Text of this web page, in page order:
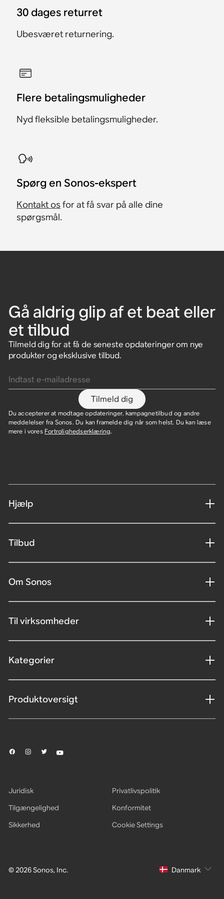
30 dages returret
Ubesværet returnering.
Flere betalingsmuligheder
Nyd fleksible betalingsmuligheder.
Spørg en Sonos-ekspert
Kontakt os for at få svar på alle dine
spørgsmål.
Gå aldrig glip af et beat eller
et tilbud
Tilmeld dig for at få de seneste opdateringer om nye
produkter og eksklusive tilbud.
Tilmeld dig
Du accepterer at modtage opdateringer, kampagnetilbud og andre
meddelelser fra Sonos. Du kan framelde dig når som helst. Du kan læse
mere i vores Fortrolighedserklæring.
Hjælp
Tilbud
Om Sonos
Til virksomheder
Kategorier
Produktoversigt
© 2026 Sonos, Inc.
Juridisk
Privatlivspolitik
Tilgængelighed
Konformitet
Sikkerhed
Cookie Settings
Danmark